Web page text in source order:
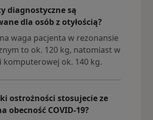
diagnostyczne są
dla osób z otyłością?
waga pacjenta w rezonansie
to ok. 120 kg, natomiast w
ok. 140 kg.
ostrożności stosujecie ze
obecność COVID-19?